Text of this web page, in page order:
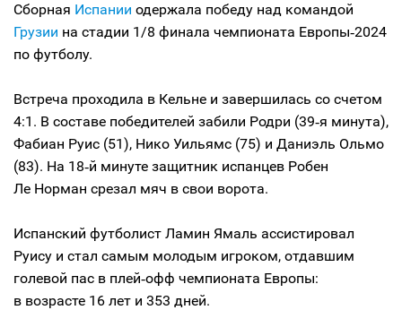
Сборная Испании одержала победу над командой
Грузии на стадии 1/8 финала чемпионата Европы‑2024
по футболу.
Встреча проходила в Кельне и завершилась со счетом
4:1. В составе победителей забили Родри (39‑я минута),
Фабиан Руис (51), Нико Уильямс (75) и Даниэль Ольмо
(83). На 18‑й минуте защитник испанцев Робен
Ле Норман срезал мяч в свои ворота.
Испанский футболист Ламин Ямаль ассистировал
Руису и стал самым молодым игроком, отдавшим
голевой пас в плей‑офф чемпионата Европы:
в возрасте 16 лет и 353 дней.